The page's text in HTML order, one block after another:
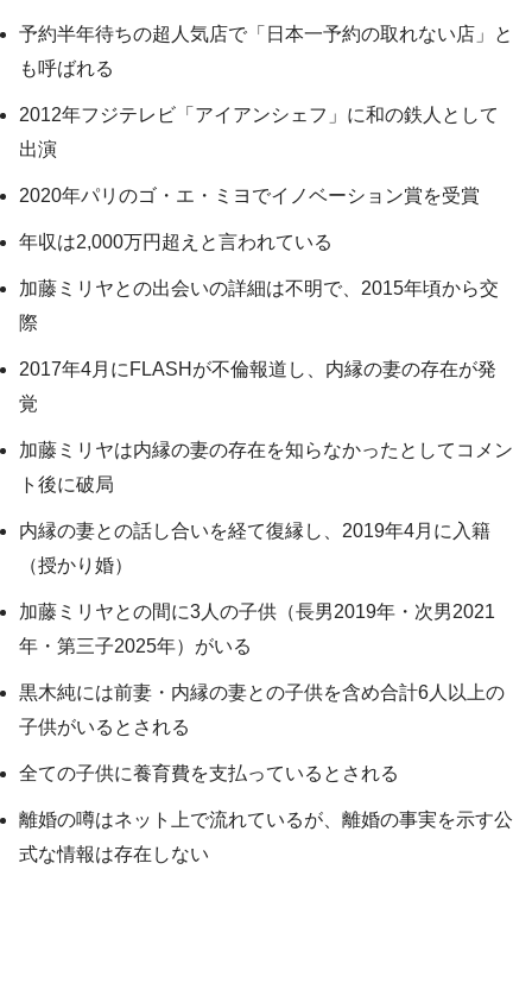
予約半年待ちの超人気店で「日本一予約の取れない店」と
も呼ばれる
2012年フジテレビ「アイアンシェフ」に和の鉄人として
出演
2020年パリのゴ・エ・ミヨでイノベーション賞を受賞
年収は2,000万円超えと言われている
加藤ミリヤとの出会いの詳細は不明で、2015年頃から交
際
2017年4月にFLASHが不倫報道し、内縁の妻の存在が発
覚
加藤ミリヤは内縁の妻の存在を知らなかったとしてコメン
ト後に破局
内縁の妻との話し合いを経て復縁し、2019年4月に入籍
（授かり婚）
加藤ミリヤとの間に3人の子供（長男2019年・次男2021
年・第三子2025年）がいる
黒木純には前妻・内縁の妻との子供を含め合計6人以上の
子供がいるとされる
全ての子供に養育費を支払っているとされる
離婚の噂はネット上で流れているが、離婚の事実を示す公
式な情報は存在しない